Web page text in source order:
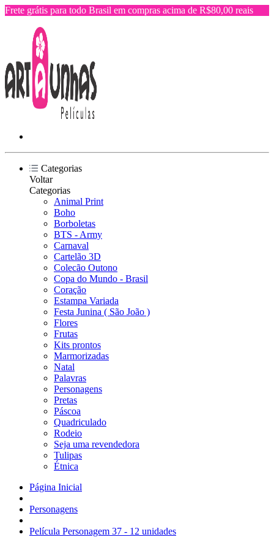
Frete grátis para todo Brasil em compras acima de R$80,00 reais
Categorias
Voltar
Categorias
Animal Print
Boho
Borboletas
BTS - Army
Carnaval
Cartelão 3D
Colecão Outono
Copa do Mundo - Brasil
Coração
Estampa Variada
Festa Junina ( São João )
Flores
Frutas
Kits prontos
Marmorizadas
Natal
Palavras
Personagens
Pretas
Páscoa
Quadriculado
Rodeio
Seja uma revendedora
Tulipas
Étnica
Página Inicial
Personagens
Película Personagem 37 - 12 unidades